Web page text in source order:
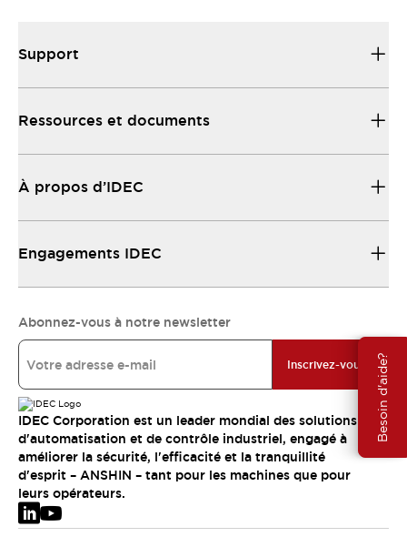
Besoin d'aide?
Support
Ressources et documents
À propos d’IDEC
Engagements IDEC
Abonnez-vous à notre newsletter
Inscrivez-vous
IDEC Corporation est un leader mondial des solutions
d'automatisation et de contrôle industriel, engagé à
améliorer la sécurité, l'efficacité et la tranquillité
d'esprit – ANSHIN – tant pour les machines que pour
leurs opérateurs.